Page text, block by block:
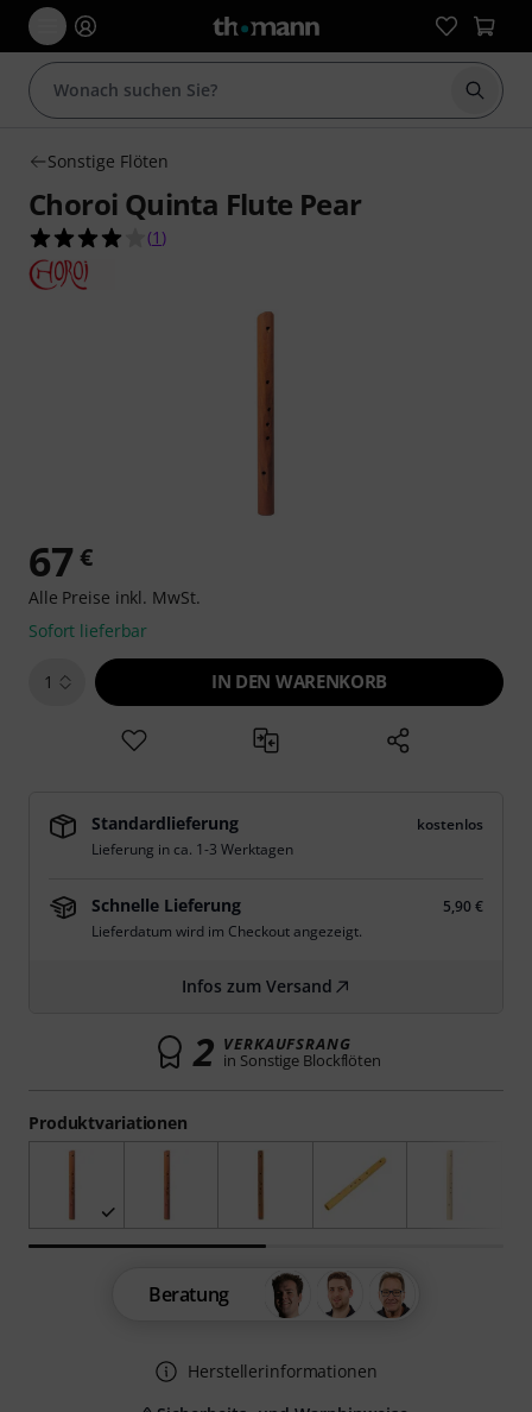
Suche
Sonstige Flöten
Choroi Quinta Flute Pear
4.0 von 5 Sternen aus 1 Kundenbewertungen
(1 )
Produktvariationen
67 €
Alle Preise inkl. MwSt.
Sofort lieferbar
1 IN DEN WARENKORB
Standardlieferung
kostenlos
Lieferung in ca. 1-3 Werktagen
Schnelle Lieferung
5,90 €
Lieferdatum wird im Checkout angezeigt.
Infos zum Versand
2 VERKAUFSRANG
in Sonstige Blockflöten
Beratung
Herstellerinformationen